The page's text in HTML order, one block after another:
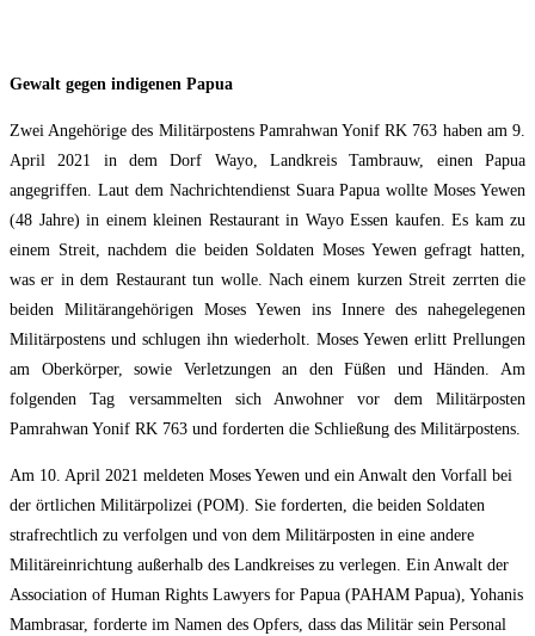
Gewalt gegen indigenen Papua
Zwei Angehörige des Militärpostens Pamrahwan Yonif RK 763 haben am 9.
April 2021 in dem Dorf Wayo, Landkreis Tambrauw, einen Papua
angegriffen. Laut dem Nachrichtendienst Suara Papua wollte Moses Yewen
(48 Jahre) in einem kleinen Restaurant in Wayo Essen kaufen. Es kam zu
einem Streit, nachdem die beiden Soldaten Moses Yewen gefragt hatten,
was er in dem Restaurant tun wolle. Nach einem kurzen Streit zerrten die
beiden Militärangehörigen Moses Yewen ins Innere des nahegelegenen
Militärpostens und schlugen ihn wiederholt. Moses Yewen erlitt Prellungen
am Oberkörper, sowie Verletzungen an den Füßen und Händen. Am
folgenden Tag versammelten sich Anwohner vor dem Militärposten
Pamrahwan Yonif RK 763 und forderten die Schließung des Militärpostens.
Am 10. April 2021 meldeten Moses Yewen und ein Anwalt den Vorfall bei
der örtlichen Militärpolizei (POM). Sie forderten, die beiden Soldaten
strafrechtlich zu verfolgen und von dem Militärposten in eine andere
Militäreinrichtung außerhalb des Landkreises zu verlegen. Ein Anwalt der
Association of Human Rights Lawyers for Papua (PAHAM Papua), Yohanis
Mambrasar, forderte im Namen des Opfers, dass das Militär sein Personal